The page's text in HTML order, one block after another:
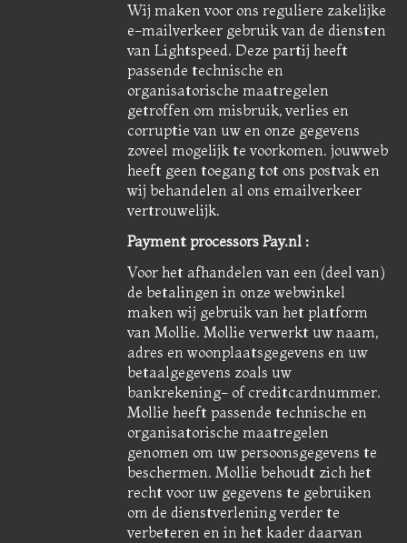
Wij maken voor ons reguliere zakelijke
e-mailverkeer gebruik van de diensten
van Lightspeed. Deze partij heeft
passende technische en
organisatorische maatregelen
getroffen om misbruik, verlies en
corruptie van uw en onze gegevens
zoveel mogelijk te voorkomen. jouwweb
heeft geen toegang tot ons postvak en
wij behandelen al ons emailverkeer
vertrouwelijk.
Payment processors Pay.nl :
Voor het afhandelen van een (deel van)
de betalingen in onze webwinkel
maken wij gebruik van het platform
van Mollie. Mollie verwerkt uw naam,
adres en woonplaatsgegevens en uw
betaalgegevens zoals uw
bankrekening- of creditcardnummer.
Mollie heeft passende technische en
organisatorische maatregelen
genomen om uw persoonsgegevens te
beschermen. Mollie behoudt zich het
recht voor uw gegevens te gebruiken
om de dienstverlening verder te
verbeteren en in het kader daarvan